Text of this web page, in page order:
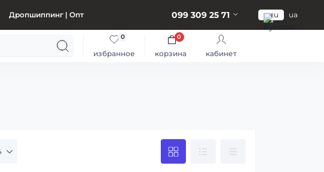
Дропшиппинг | Опт 099 309 25 71 ru ua
избранное
0
корзина
0
кабинет